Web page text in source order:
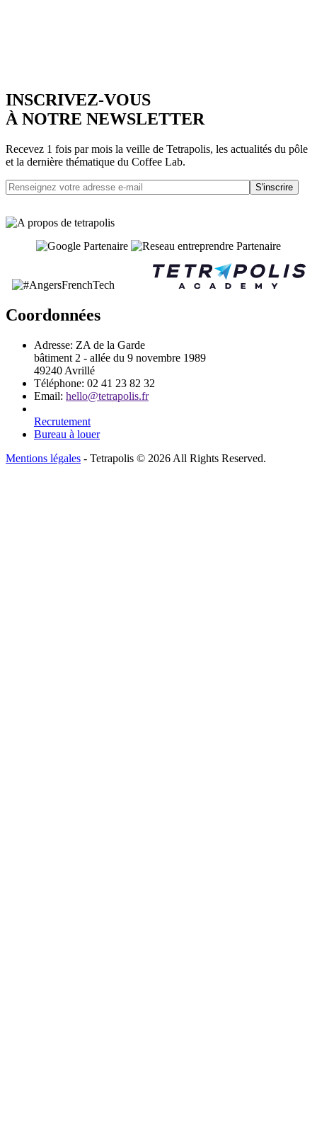
INSCRIVEZ-VOUS
À NOTRE NEWSLETTER
Recevez 1 fois par mois la veille de Tetrapolis, les actualités du pôle
et la dernière thématique du Coffee Lab.
S'inscrire
Coordonnées
Adresse: ZA de la Garde
bâtiment 2 - allée du 9 novembre 1989
49240 Avrillé
Téléphone: 02 41 23 82 32
Email: hello@tetrapolis.fr
Recrutement
Bureau à louer
Mentions légales - Tetrapolis © 2026 All Rights Reserved.